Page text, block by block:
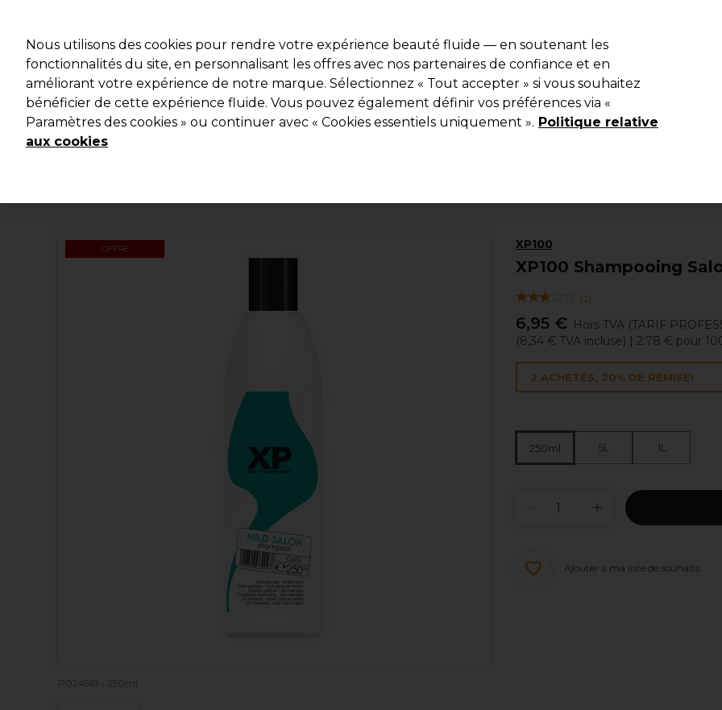
Rechercher
Marques Bons plans Coiffure Electro et Matériel Equipement de salon Beauté Hommes Les
Livraison et délais
XP100
XP100 Shampooing
(2)
6,95 € Hors TVA (TARIF
(8,34 € TVA incluse) | 2.78 € pour
OFFRE
P024561 - 250ml
2 ACHETÉS, 20% DE REMISE!
250ml 5L 1L
Ajouter à ma liste de souhaits
Nous utilisons des cookies pour rendre votre expérience beauté fluide — en soutenant les
fonctionnalités du site, en personnalisant les offres avec nos partenaires de confiance et en
améliorant votre expérience de notre marque. Sélectionnez « Tout accepter » si vous souhaitez
bénéficier de cette expérience fluide. Vous pouvez également définir vos préférences via «
Paramètres des cookies » ou continuer avec « Cookies essentiels uniquement ». Politique relative
aux cookies